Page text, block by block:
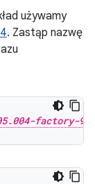
używamy
. Zastąp nazwę
factory-